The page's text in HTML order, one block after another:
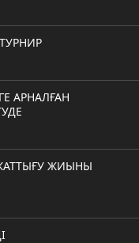
АРНАЛҒАН
ЖИЫНЫ